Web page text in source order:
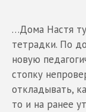
…Дома Настя
тетрадки. По
новую
стопку
откладывать,
то и на ранее